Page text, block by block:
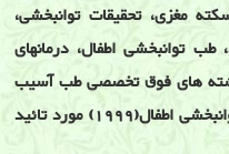
مغزی، تحقيقات توانبخشی،
توانبخشی اطفال، درمانهای
های فوق تخصصی طب آسيب
نخاع(1995)، درمان درد(1998)، طب توانبخشی اطفال(1999) مورد تائيد